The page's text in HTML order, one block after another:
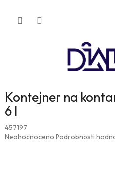
obsah
Kontejner na
6 l
457197
Průměrné
Neohodnoceno Podrobnosti